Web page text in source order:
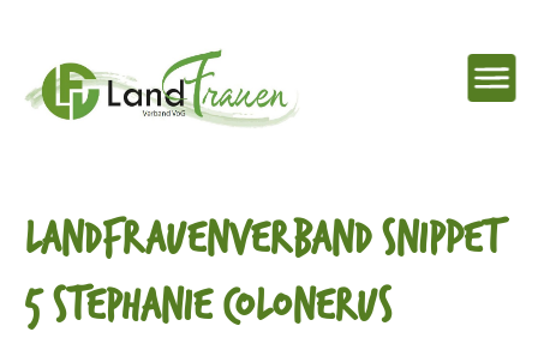
Ostbelgien
LANDFRAUENVERBAND SNIPPET
5 STEPHANIE COLONERUS